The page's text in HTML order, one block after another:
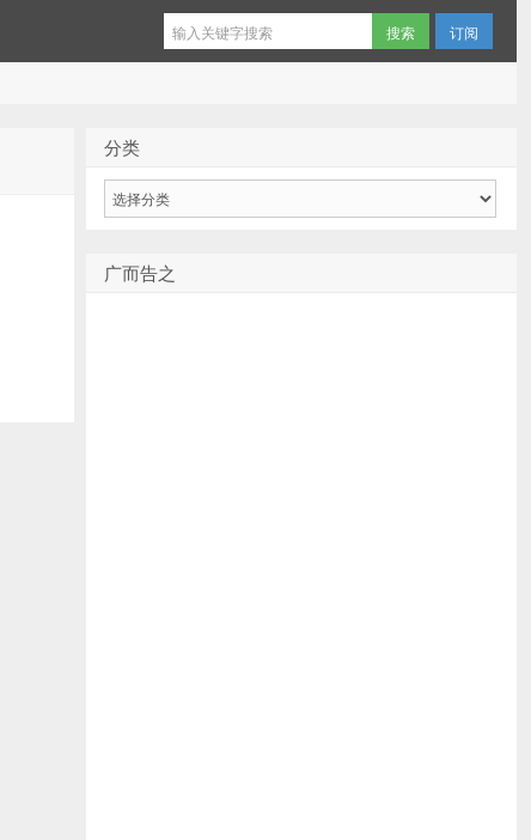
订阅
分类
广而告之